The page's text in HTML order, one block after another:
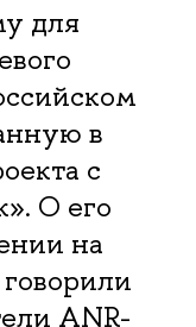
для
в
с
О его
на
ANR-